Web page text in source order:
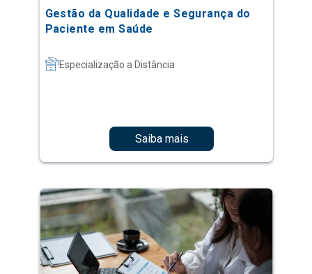
Gestão da Qualidade e Segurança do
Paciente em Saúde
Especialização a Distância
Saiba mais